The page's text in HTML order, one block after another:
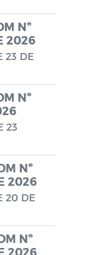
Nº 002
Social
-
Nº
2026
23 DE
Nº
23
Nº
2026
20 DE
Nº
2026